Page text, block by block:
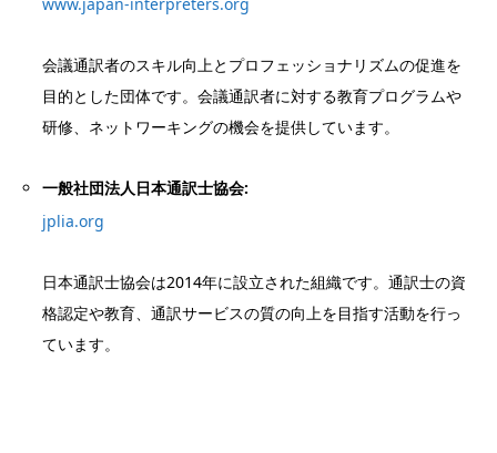
会議通訳者のスキル向上とプロフェッショナリズムの促進を
目的とした団体です。会議通訳者に対する教育プログラムや
研修、ネットワーキングの機会を提供しています。
一般社団法人日本通訳士協会:
jplia.org
日本通訳士協会は2014年に設立された組織です。通訳士の資
格認定や教育、通訳サービスの質の向上を目指す活動を行っ
ています。